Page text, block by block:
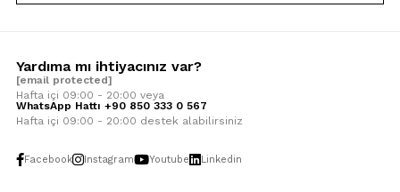
Yardıma mı ihtiyacınız var?
[email protected]
Hafta içi 09:00 - 20:00 veya
WhatsApp Hattı +90 850 333 0 567
Hafta içi 09:00 - 20:00 destek alabilirsiniz
Facebook Instagram Youtube Linkedin